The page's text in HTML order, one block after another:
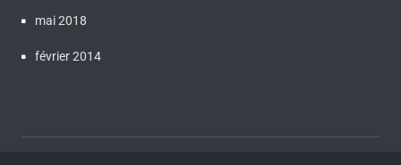
mai 2018
février 2014